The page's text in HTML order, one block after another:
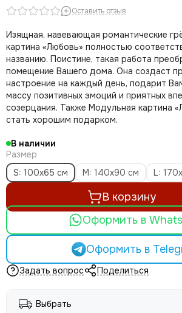
Оставить отзыв
Изящная, навевающая романтические
картина «Любовь» полностью
названию. Поистине, такая работа
помещение Вашего дома. Она создаст
настроение на каждый день, подарит
массу позитивных эмоций и приятных
созерцания. Также Модульная картина
стать хорошим подарком.
В наличии
Размер
S: 100x65 см
M: 140х90 см L:
В корзину
Оформить в
Оформить в
Задать вопрос Поделиться
Выбрать